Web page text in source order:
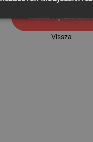
Vissza
Vissza